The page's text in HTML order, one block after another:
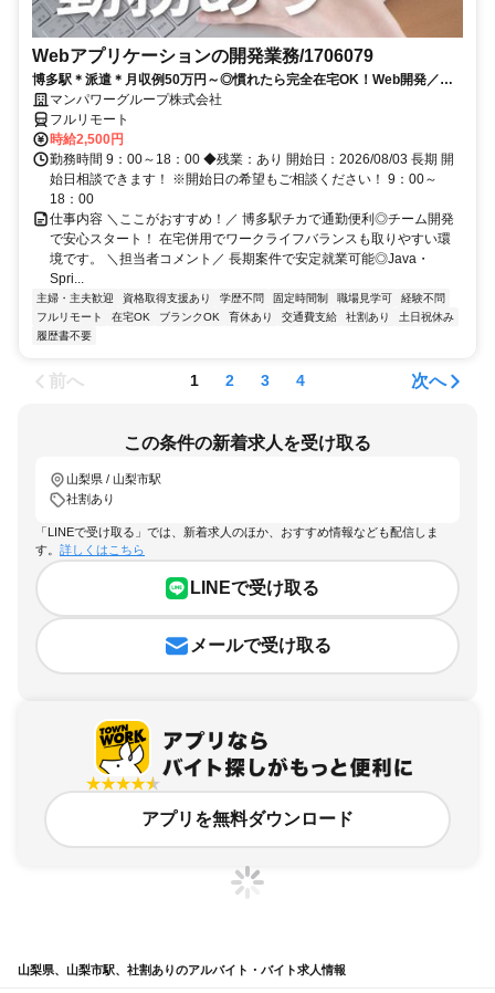
Webアプリケーションの開発業務/1706079
博多駅＊派遣＊月収例50万円～◎慣れたら完全在宅OK！Web開発／
Java／在宅勤務あり／開始日：即日
マンパワーグループ株式会社
フルリモート
時給2,500円
勤務時間 9：00～18：00 ◆残業：あり 開始日：2026/08/03 長期 開
始日相談できます！ ※開始日の希望もご相談ください！ 9：00～
18：00
仕事内容 ＼ここがおすすめ！／ 博多駅チカで通勤便利◎チーム開発
で安心スタート！ 在宅併用でワークライフバランスも取りやすい環
境です。 ＼担当者コメント／ 長期案件で安定就業可能◎Java・
Spri...
主婦・主夫歓迎 資格取得支援あり 学歴不問 固定時間制 職場見学可
経験不問
フルリモート
在宅OK ブランクOK 育休あり 交通費支給 社割あり
土日祝休み
履歴書不要
前へ 1 2 3 4 次へ
この条件の新着求人を受け取る
山梨県 / 山梨市駅
社割あり
「LINEで受け取る」では、新着求人のほか、おすすめ情報なども配信しま
す。 詳しくはこちら
LINEで受け取る
メールで受け取る
アプリを無料ダウンロード
山梨県、山梨市駅、社割ありのアルバイト・バイト求人情報